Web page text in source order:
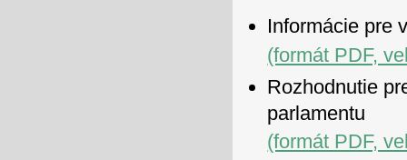
Informácie pre
(formát PDF,
Rozhodnutie
parlamentu
(formát PDF,